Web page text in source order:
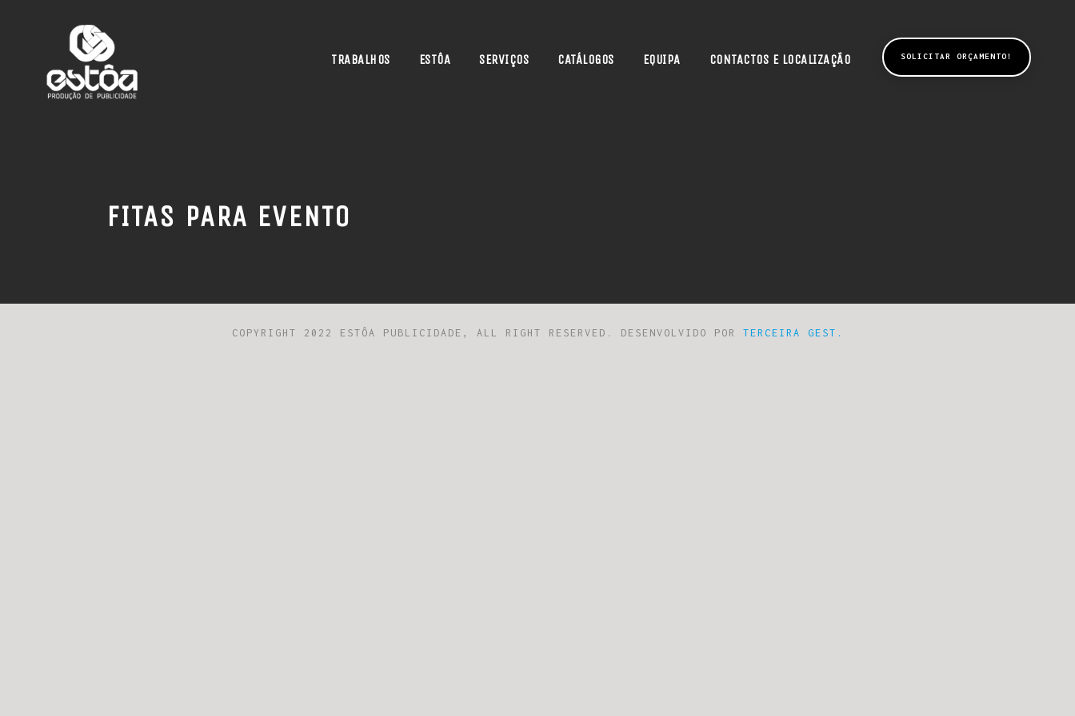
TRABALHOS ESTÔA SERVIÇOS CATÁLOGOS EQUIPA CONTACTOS E LOCALIZAÇÃO SOLICITAR ORÇAMENTO!
FITAS PARA EVENTO
COPYRIGHT 2022 ESTÔA PUBLICIDADE, ALL RIGHT RESERVED. DESENVOLVIDO POR TERCEIRA GEST.